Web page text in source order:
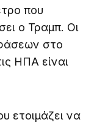
που
ο Τραμπ. Οι
στο
ΗΠΑ είναι
ετοιμάζει να